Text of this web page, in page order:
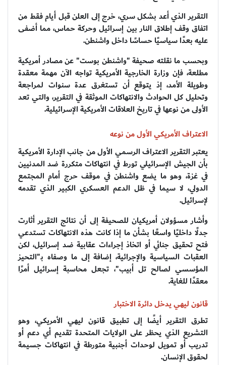
التقرير الذي أعد بشكل سري، خرج إلى العلن قبل أيام فقط من
اتفاق وقف إطلاق النار بين إسرائيل وحركة حماس، مما أضفى
عليه بعدًا سياسيًا حساسًا داخل واشنطن.
وبحسب ما نقلته صحيفة "واشنطن بوست" عن مصادر أمريكية
مطلعة، فإن وزارة الخارجية الأمريكية تواجه الآن مهمة معقدة
وطويلة الأمد، إذ يتوقع أن تستغرق عدة سنوات لمراجعة
وتحليل كل الحوادث والانتهاكات الموثقة في التقرير، والتي تعد
الأولى من نوعها في تاريخ العلاقات الأمريكية الإسرائيلية.
الاعتراف الأمريكي الأول من نوعه
يعتبر التقرير الاعتراف الرسمي الأول من جانب الإدارة الأمريكية
بأن الجيش الإسرائيلي تورط في انتهاكات متكررة ضد المدنيين
في غزة، وهو ما يضع واشنطن في موقف حرج أمام المجتمع
الدولي، لا سيما في ظل الدعم العسكري الكبير الذي تقدمه
لإسرائيل.
وأشار مسؤولان أمريكيان للصحيفة إلى أن نتائج التقرير أثارت
جدلًا داخليًا واسعًا بشأن ما إذا كانت هذه الانتهاكات تستدعي
فتح تحقيق جنائي أو اتخاذ إجراءات عقابية ضد إسرائيل، لكن
العقبات السياسية والإجرائية، إضافة إلى ما وصفاه بـ"التحيز
المؤسسي لصالح تل أبيب"، تجعل محاسبة إسرائيل أمرًا
معقدًا للغاية.
قانون ليهي يدخل دائرة الاختبار
تطرق التقرير أيضًا إلى تطبيق قانون ليهي الأمريكي، وهو
التشريع الذي يحظر على الولايات المتحدة تقديم أي دعم أو
تدريب أو تمويل لوحدات أجنبية متورطة في انتهاكات جسيمة
لحقوق الإنسان.